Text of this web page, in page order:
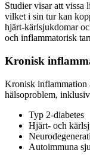
Studier visar att
vilket i sin tur kan
hjärt-kärlsjukdomar
och inflammatorisk
Kronisk
Kronisk inflammation
hälsoproblem,
Typ 2-diabetes
Hjärt- och
Autoimmuna